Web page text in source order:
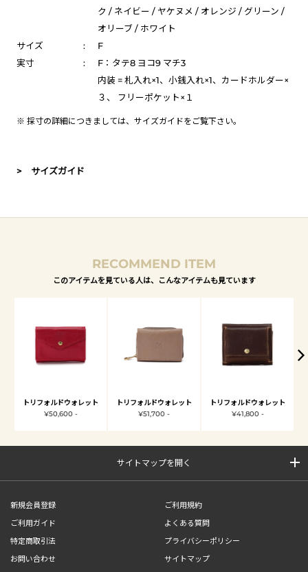
ク / ネイビー / ヤケヌメ / オレンジ / グリーン /
オリーブ / ホワイト
サイズ
:
F
実寸
:
F：タテ8 ヨコ9 マチ3
内装 = 札入れ×1、小銭入れ×1、カードホルダー×
３、 フリーポケット×１
※ 採寸の詳細につきましては、 サイズガイドをご覧下さい。
> サイズガイド
RECOMMEND ITEM
このアイテムを見ている人は、こんなアイテムも見ています
トリフォルドウォレット
¥50,600 -
トリフォルドウォレット
¥51,700 -
トリフォルドウォレット
¥41,800 -
サイトマップを開く
新規会員登録
ご利用規約
ご利用ガイド
よくある質問
特定商取引法
プライバシーポリシー
お問い合わせ
サイトマップ